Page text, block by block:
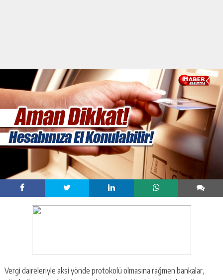
Vergi daireleriyle aksi yönde protokolü olmasına rağmen bankalar,